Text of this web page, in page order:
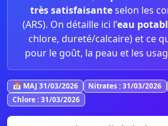
très satisfaisanteselon les
(ARS). On détaille ici l’eau
chlore, dureté/calcaire) et ce
pour le goût, la peau et les
📅 MAJ 31/03/2026 Nitrates : 31/03/2026
Chlore : 31/03/2026